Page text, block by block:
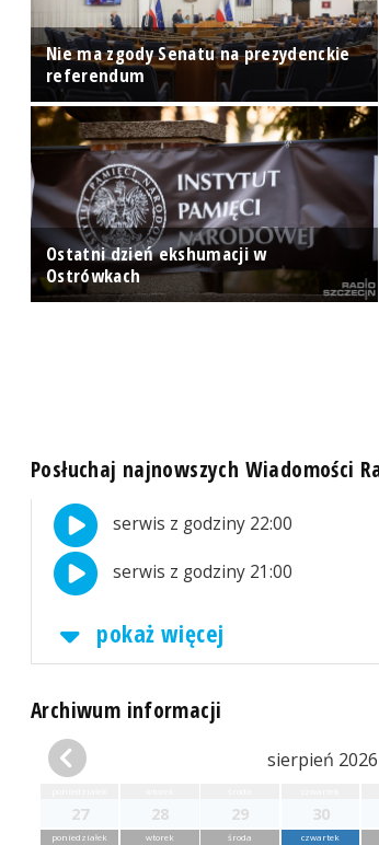
Nie ma zgody Senatu na prezydenckie
referendum
Ostatni dzień ekshumacji w
Ostrówkach
Posłuchaj najnowszych Wiadomości
serwis z godziny 22:00
serwis z godziny 21:00
pokaż więcej
Archiwum informacji
sierpień 2026
27 28 29 30
poniedziałek wtorek środa czwartek